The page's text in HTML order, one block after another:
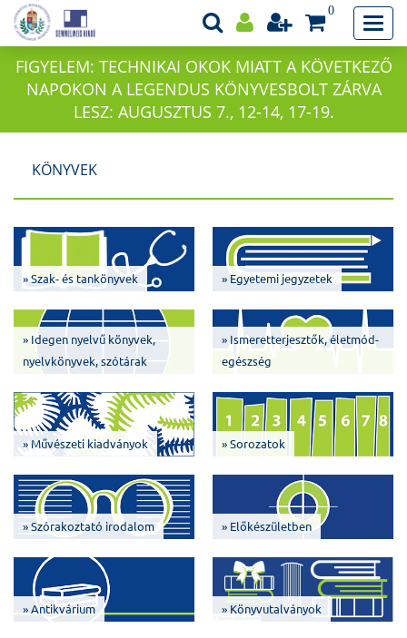
0
FIGYELEM: TECHNIKAI OKOK MIATT A KÖVETKEZŐ
NAPOKON A LEGENDUS KÖNYVESBOLT ZÁRVA
LESZ: AUGUSZTUS 7., 12-14, 17-19.
KÖNYVEK
» Szak- és tankönyvek » Egyetemi jegyzetek
» Idegen nyelvű könyvek,
nyelvkönyvek, szótárak
» Ismeretterjesztők, életmód-
egészség
» Művészeti kiadványok » Sorozatok
» Szórakoztató irodalom » Előkészületben
» Antikvárium » Könyvutalványok